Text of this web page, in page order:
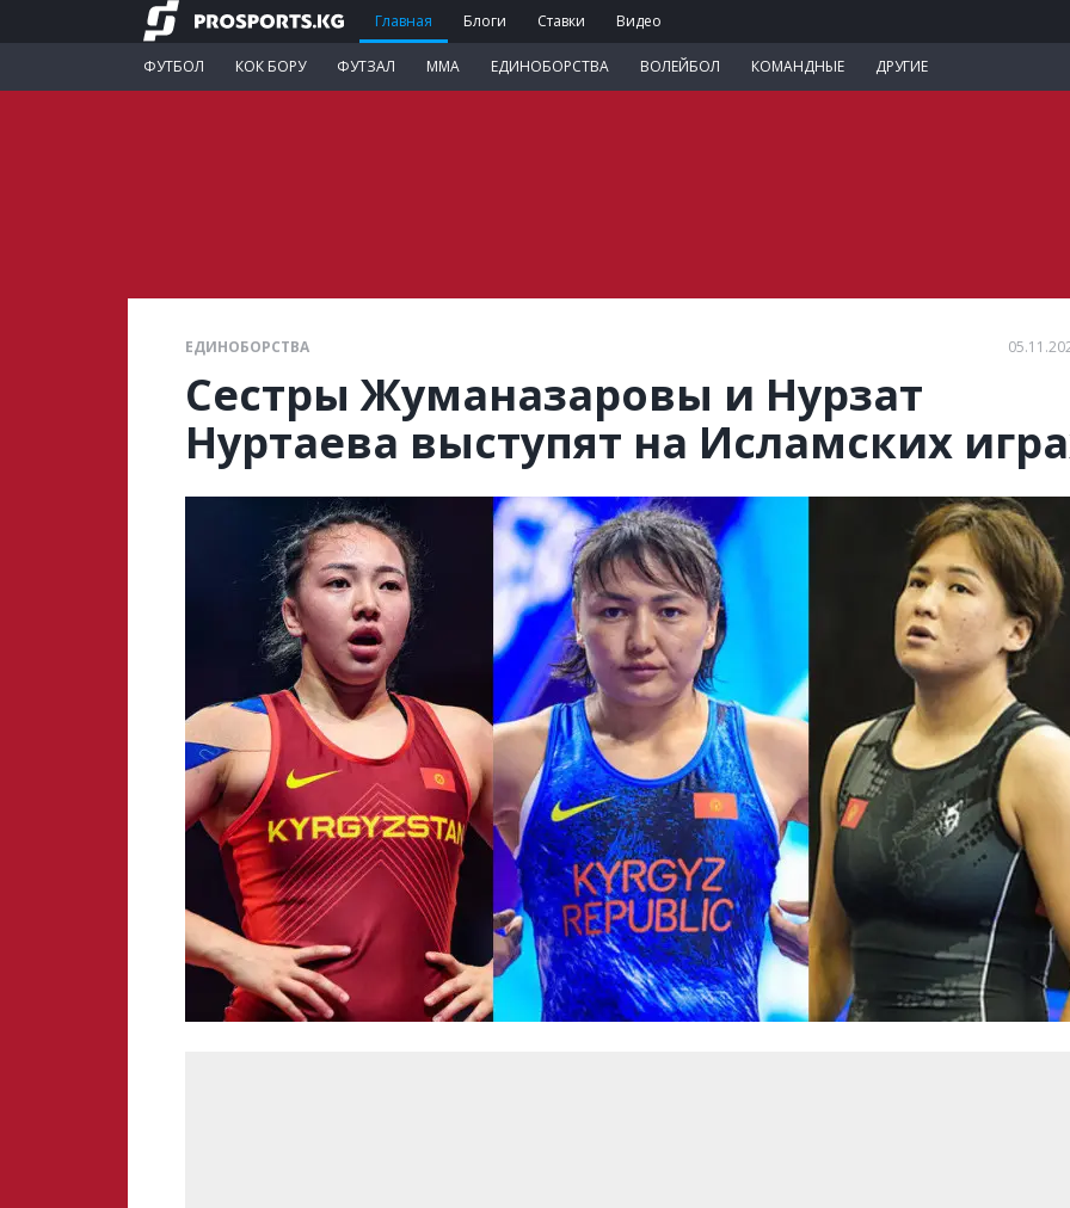
Главная Блоги Ставки Видео
ФУТБОЛ КОК БОРУ ФУТЗАЛ ММА ЕДИНОБОРСТВА ВОЛЕЙБОЛ КОМАНДНЫЕ ДРУГИЕ
ЕДИНОБОРСТВА
Сестры Жуманазаровы и Нурзат
Нуртаева выступят на Исламских